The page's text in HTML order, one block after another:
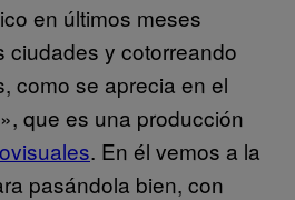
en últimos meses
ciudades y cotorreando
como se aprecia en el
que es una producción
. En él vemos a la
pasándola bien, con